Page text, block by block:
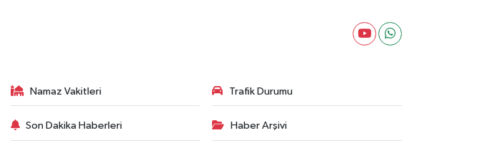
Namaz Vakitleri Trafik Durumu
Son Dakika Haberleri Haber Arşivi